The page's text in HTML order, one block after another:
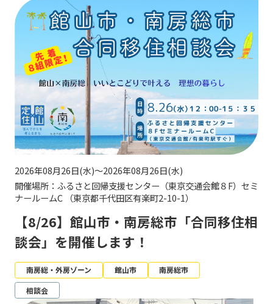
2026年08月26日(水)～2026年08月26日(水)
開催場所：ふるさと回帰支援センター（東京交通会館８F）セミ
ナールームC （東京都千代田区有楽町2-10-1）
【8/26】館山市・南房総市「合同移住相
談会」を開催します！
南房総・外房ゾーン 館山市
南房総市
相談会